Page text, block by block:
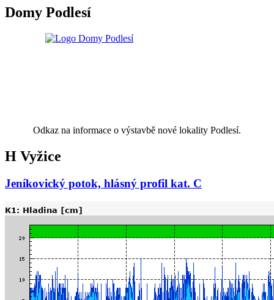
Domy Podlesí
Odkaz na informace o výstavbě nové lokality Podlesí.
H Vyžice
Jeníkovický potok, hlásný profil kat. C